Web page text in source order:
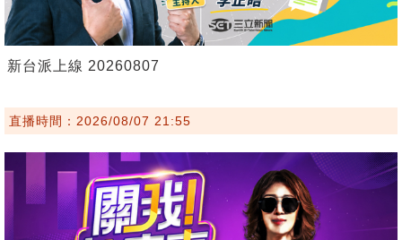
新台派上線 20260807
直播時間：2026/08/07 21:55